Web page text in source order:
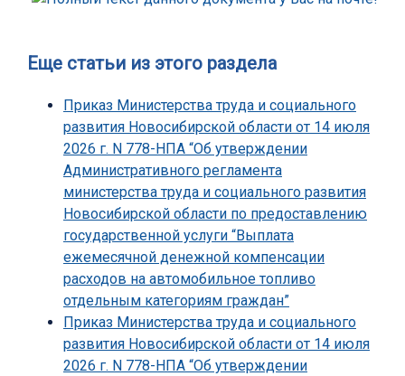
Еще статьи из этого раздела
Приказ Министерства труда и социального
развития Новосибирской области от 14 июля
2026 г. N 778-НПА “Об утверждении
Административного регламента
министерства труда и социального развития
Новосибирской области по предоставлению
государственной услуги “Выплата
ежемесячной денежной компенсации
расходов на автомобильное топливо
отдельным категориям граждан”
Приказ Министерства труда и социального
развития Новосибирской области от 14 июля
2026 г. N 778-НПА “Об утверждении